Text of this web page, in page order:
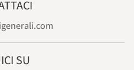
SU